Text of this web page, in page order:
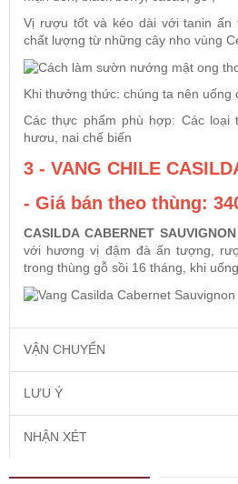
Vị rượu tốt và kéo dài với tanin ấn
chất lượng từ những cây nho vùng
Khi thưởng thức: chúng ta nên uống
Các thực phẩm phù hợp: Các loại
hươu, nai chế biến
3 - VANG CHILE
- Giá bán theo thùng:
CASILDA CABERNET
với hương vị đậm đà ấn tượng,
trong thùng gỗ sồi 16 tháng, khi
VẬN CHUYỂN
LƯU Ý
NHẬN XÉT